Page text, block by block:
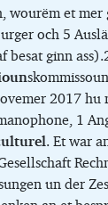
wourëm et
och 5
besat ginn
2017
1
. Et war
un der